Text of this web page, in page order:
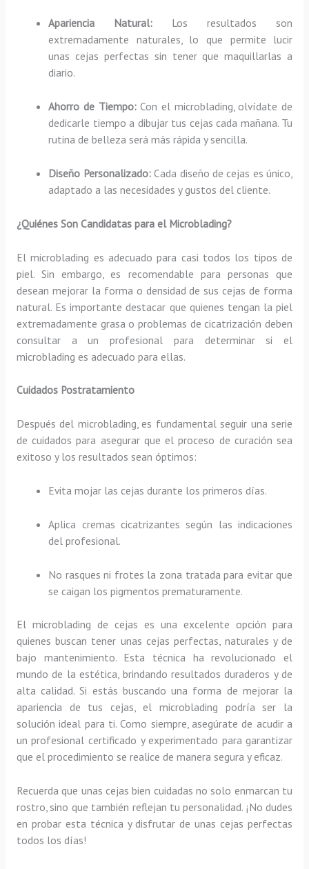
Apariencia Natural: Los resultados son
extremadamente naturales, lo que permite lucir
unas cejas perfectas sin tener que maquillarlas a
diario.
Ahorro de Tiempo:Con el microblading, olvídate de
dedicarle tiempo a dibujar tus cejas cada mañana. Tu
rutina de belleza será más rápida y sencilla.
Diseño Personalizado:Cada diseño de cejas es único,
adaptado a las necesidades y gustos del cliente.
¿Quiénes Son Candidatas para el Microblading?
El microblading es adecuado para casi todos los tipos de
piel. Sin embargo, es recomendable para personas que
desean mejorar la forma o densidad de sus cejas de forma
natural. Es importante destacar que quienes tengan la piel
extremadamente grasa o problemas de cicatrización deben
consultar a un profesional para determinar si el
microblading es adecuado para ellas.
Cuidados Postratamiento
Después del microblading, es fundamental seguir una serie
de cuidados para asegurar que el proceso de curación sea
exitoso y los resultados sean óptimos:
Evita mojar las cejas durante los primeros días.
Aplica cremas cicatrizantes según las indicaciones
del profesional.
No rasques ni frotes la zona tratada para evitar que
se caigan los pigmentos prematuramente.
El microblading de cejas es una excelente opción para
quienes buscan tener unas cejas perfectas, naturales y de
bajo mantenimiento. Esta técnica ha revolucionado el
mundo de la estética, brindando resultados duraderos y de
alta calidad. Si estás buscando una forma de mejorar la
apariencia de tus cejas, el microblading podría ser la
solución ideal para ti. Como siempre, asegúrate de acudir a
un profesional certificado y experimentado para garantizar
que el procedimiento se realice de manera segura y eficaz.
Recuerda que unas cejas bien cuidadas no solo enmarcan tu
rostro, sino que también reflejan tu personalidad. ¡No dudes
en probar esta técnica y disfrutar de unas cejas perfectas
todos los días!